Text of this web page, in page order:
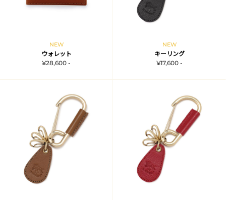
NEW
ウォレット
¥28,600 -
NEW
キーリング
¥17,600 -